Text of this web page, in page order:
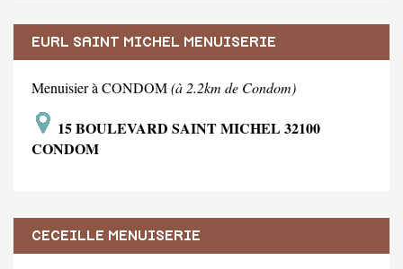
EURL SAINT MICHEL MENUISERIE
Menuisier à CONDOM(à 2.2km de Condom)
15 BOULEVARD SAINT MICHEL 32100
CONDOM
CECEILLE MENUISERIE